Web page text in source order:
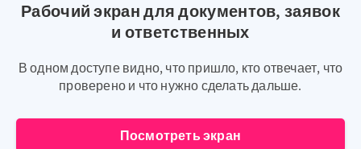
Рабочий экран для документов, заявок
и ответственных
В одном доступе видно, что пришло, кто отвечает, что
проверено и что нужно сделать дальше.
Посмотреть экран